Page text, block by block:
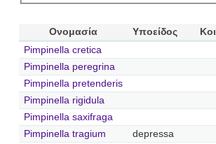
Ονομασία Υποείδος
Pimpinella cretica
Pimpinella peregrina
Pimpinella pretenderis
Pimpinella rigidula
Pimpinella saxifraga
Pimpinella tragium
depressa